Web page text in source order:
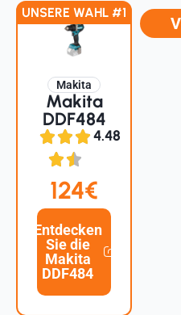
UNSERE WAHL #1
Makita
Makita
DDF484
4.48
124€
Entdecken
Sie die
Makita
DDF484